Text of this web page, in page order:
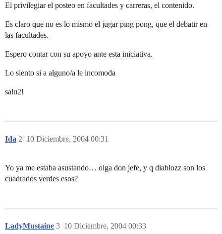
El privilegiar el posteo en facultades y carreras, el contenido.
Es claro que no es lo mismo el jugar ping pong, que el debatir en
las facultades.
Espero contar con su apoyo ante esta iniciativa.
Lo siento si a alguno/a le incomoda
salu2!
Ida 10 Diciembre, 2004 00:31
2
Yo ya me estaba asustando… oiga don jefe, y q diablozz son los
cuadrados verdes esos?
LadyMustaine 10 Diciembre, 2004 00:33
3